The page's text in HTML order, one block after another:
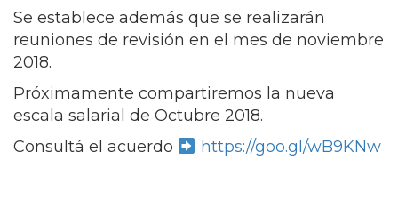
Se establece además que se realizarán
reuniones de revisión en el mes de noviembre
2018.
Próximamente compartiremos la nueva
escala salarial de Octubre 2018.
Consultá el acuerdo
https://goo.gl/wB9KNw